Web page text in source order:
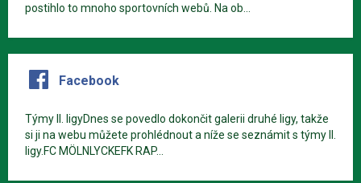
postihlo to mnoho sportovních webů. Na ob...
Facebook
Týmy II. ligyDnes se povedlo dokončit galerii druhé ligy, takže
si ji na webu můžete prohlédnout a níže se seznámit s týmy II.
ligy.FC MÖLNLYCKEFK RAP...